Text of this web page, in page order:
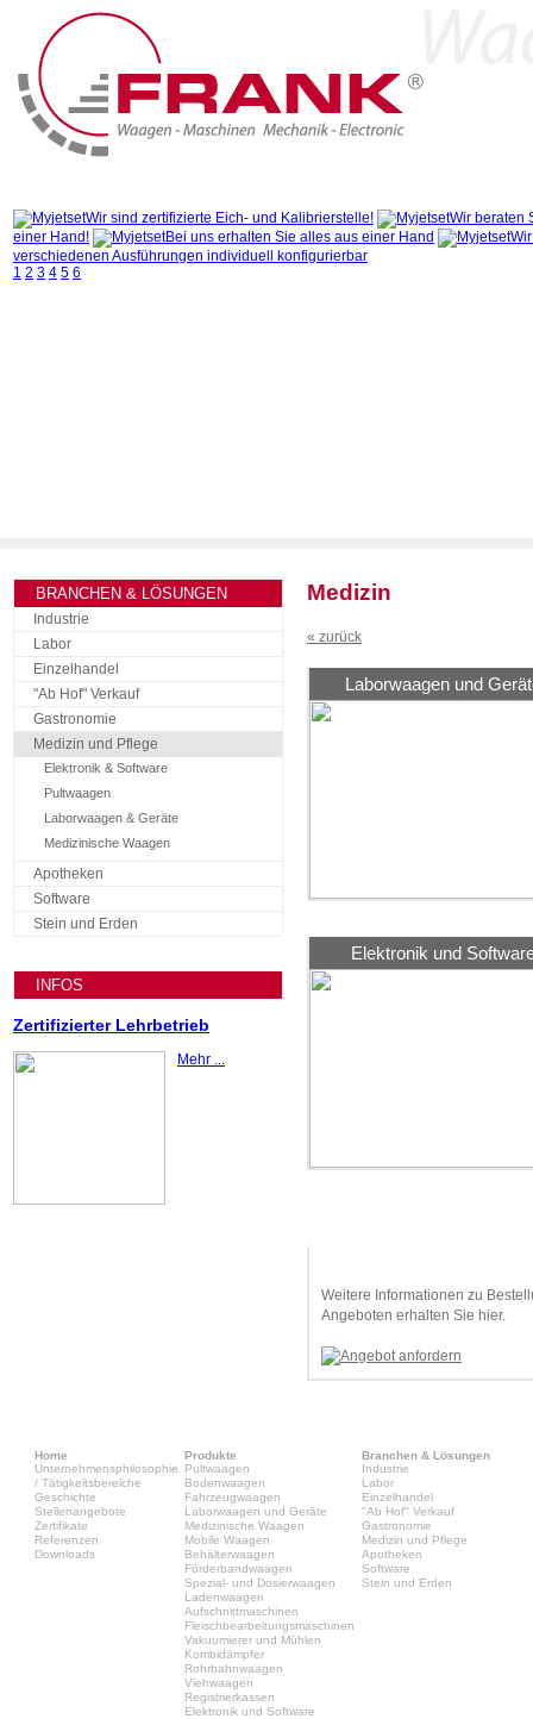
Wir sind zertifizierte Eich- und Kalibrierstelle!
Wir beraten
einer Hand!
Bei uns erhalten Sie alles aus einer Hand
verschiedenen Ausführungen individuell konfigurierbar
1 2 3 4 5 6
BRANCHEN & LÖSUNGEN
Industrie
Labor
Einzelhandel
"Ab Hof" Verkauf
Gastronomie
Medizin und Pflege
Elektronik & Software
Pultwaagen
Laborwaagen & Geräte
Medizinische Waagen
Apotheken
Software
Stein und Erden
INFOS
Zertifizierter Lehrbetrieb
Mehr ...
Medizin
« zurück
Laborwaagen und
Elektronik und
Weitere Informationen zu
Angeboten erhalten Sie hier.
Home
Unternehmensphilosophie
/ Tätigkeitsbereiche
Geschichte
Stellenangebote
Zertifikate
Referenzen
Downloads
Produkte
Pultwaagen
Bodenwaagen
Fahrzeugwaagen
Laborwaagen und Geräte
Medizinische Waagen
Mobile Waagen
Behälterwaagen
Förderbandwaagen
Spezial- und Dosierwaagen
Ladenwaagen
Aufschnittmaschinen
Fleischbearbeitungsmaschinen
Vakuumierer und Mühlen
Kombidämpfer
Rohrbahnwaagen
Viehwaagen
Registrierkassen
Elektronik und Software
Branchen & Lösungen
Industrie
Labor
Einzelhandel
"Ab Hof" Verkauf
Gastronomie
Medizin und Pflege
Apotheken
Software
Stein und Erden